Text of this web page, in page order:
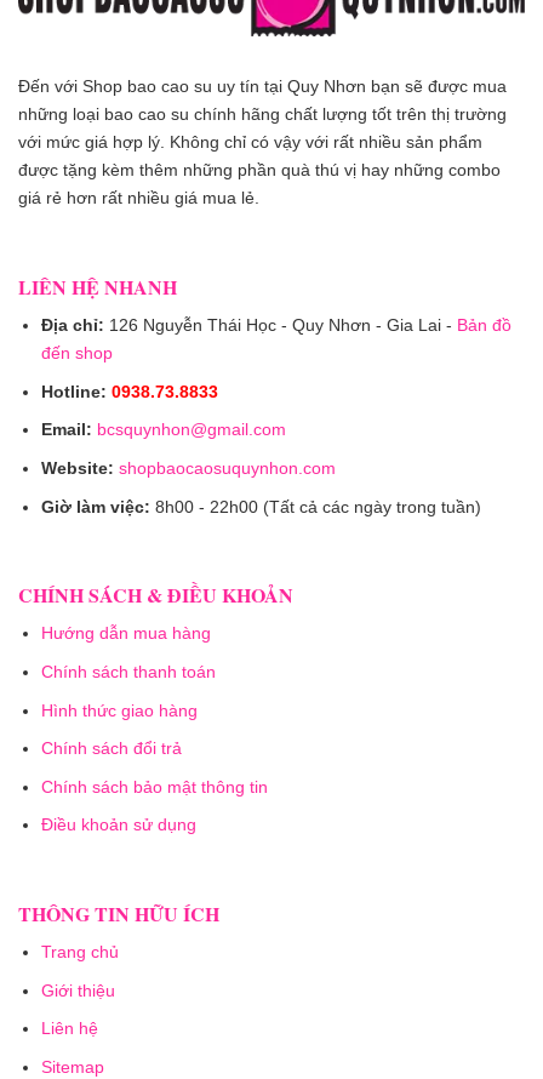
Đến với Shop bao cao su uy tín tại Quy Nhơn bạn sẽ được mua
những loại bao cao su chính hãng chất lượng tốt trên thị trường
với mức giá hợp lý. Không chỉ có vậy với rất nhiều sản phẩm
được tặng kèm thêm những phần quà thú vị hay những combo
giá rẻ hơn rất nhiều giá mua lẻ.
LIÊN HỆ NHANH
Địa chỉ: 126 Nguyễn Thái Học - Quy Nhơn - Gia Lai - Bản đồ
đến shop
Hotline: 0938.73.8833
Email: bcsquynhon@gmail.com
Website: shopbaocaosuquynhon.com
Giờ làm việc: 8h00 - 22h00 (Tất cả các ngày trong tuần)
CHÍNH SÁCH & ĐIỀU KHOẢN
Hướng dẫn mua hàng
Chính sách thanh toán
Hình thức giao hàng
Chính sách đổi trả
Chính sách bảo mật thông tin
Điều khoản sử dụng
THÔNG TIN HỮU ÍCH
Trang chủ
Giới thiệu
Liên hệ
Sitemap